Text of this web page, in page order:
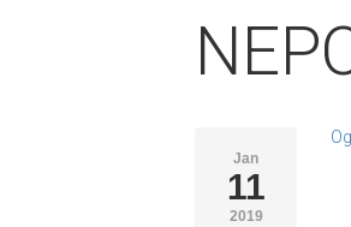
Jan
11
2019